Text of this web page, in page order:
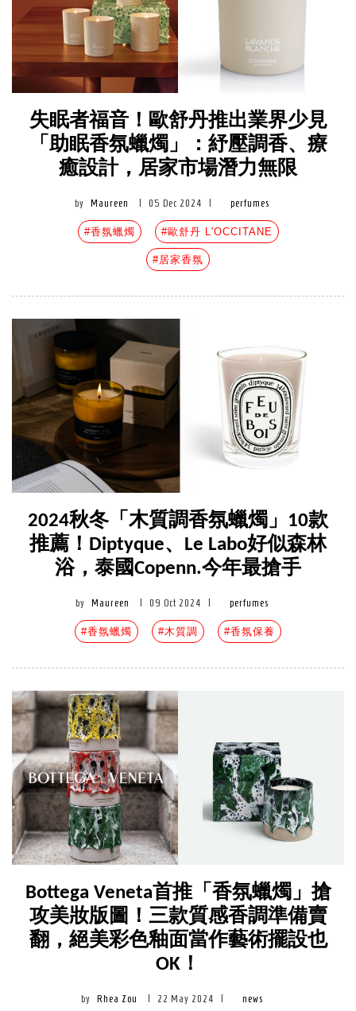
失眠者福音！歐舒丹推出業界少見
「助眠香氛蠟燭」：紓壓調香、療
癒設計，居家市場潛力無限
by Maureen 05 Dec 2024 perfumes
#香氛蠟燭 #歐舒丹 L'OCCITANE
#居家香氛
2024秋冬「木質調香氛蠟燭」10款
推薦！Diptyque、Le Labo好似森林
浴，泰國Copenn.今年最搶手
by Maureen 09 Oct 2024 perfumes
#香氛蠟燭 #木質調 #香氛保養
Bottega Veneta首推「香氛蠟燭」搶
攻美妝版圖！三款質感香調準備賣
翻，絕美彩色釉面當作藝術擺設也
OK！
by Rhea Zou 22 May 2024 news